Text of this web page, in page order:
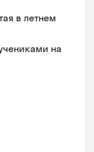
в летнем
на